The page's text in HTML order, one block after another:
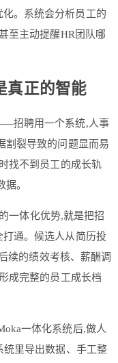
。系统会分析员工的
至主动提醒HR团队哪
真正的智能
招聘用一个系统,人事
割裂导致的问题显而易
找不到员工的成长轨
。
一体化优势,就是把招
通。候选人从简历投
续的绩效考核、薪酬调
成完整的员工成长档
一体化系统后,做人
统里导出数据、手工整